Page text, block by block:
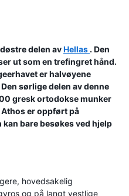
delen avHellas . Den
ut som en trefingret hånd.
er halvøyene
sørlige delen av denne
gresk ortodokse munker
er oppført på
kan bare besøkes ved hjelp
hovedsakelig
og på langt vestlige